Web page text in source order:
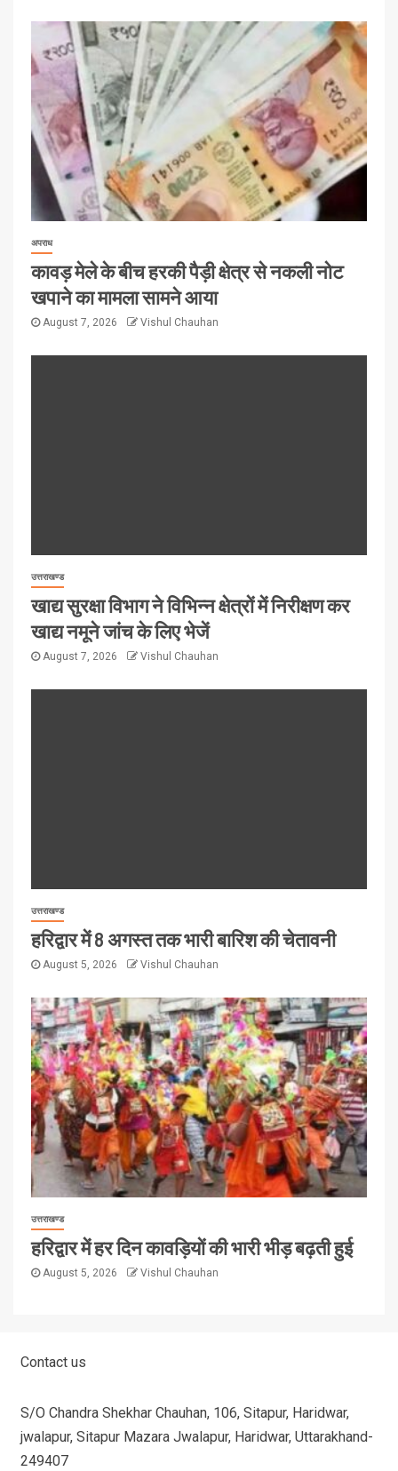
अपराध
कावड़ मेले के बीच हरकी पैड़ी क्षेत्र से नकली नोट
खपाने का मामला सामने आया
August 7, 2026 Vishul Chauhan
उत्तराखण्ड
खाद्य सुरक्षा विभाग ने विभिन्न क्षेत्रों में निरीक्षण कर
खाद्य नमूने जांच के लिए भेजें
August 7, 2026 Vishul Chauhan
उत्तराखण्ड
हरिद्वार में 8 अगस्त तक भारी बारिश की चेतावनी
August 5, 2026 Vishul Chauhan
उत्तराखण्ड
हरिद्वार में हर दिन कावड़ियों की भारी भीड़ बढ़ती हुई
August 5, 2026 Vishul Chauhan
Contact us
S/O Chandra Shekhar Chauhan, 106, Sitapur, Haridwar,
jwalapur, Sitapur Mazara Jwalapur, Haridwar, Uttarakhand-
249407